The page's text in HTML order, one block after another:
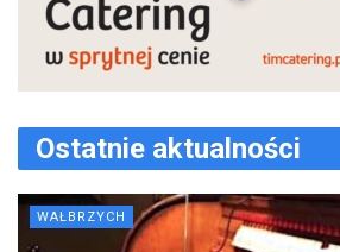
Ostatnie aktualności
WAŁBRZYCH